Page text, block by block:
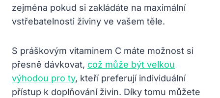
zejména pokud ⁢si ⁢zakládáte na maximální
vstřebatelnosti živiny ve ⁤vašem těle.
S práškovým ⁤vitaminem C⁣ máte možnost si
přesně dávkovat, což může být velkou
výhodou pro ty, kteří preferují individuální
přístup‍ k⁢ doplňování živin. Díky tomu můžete